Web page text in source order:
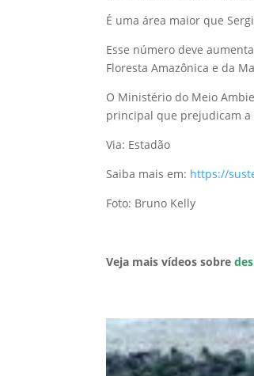
É uma área maior que
Esse número deve
Floresta Amazônica e da
O Ministério do Meio
principal que prejudicam a
Via: Estadão
Saiba mais em: https://
Foto: Bruno Kelly
Veja mais vídeos sobre